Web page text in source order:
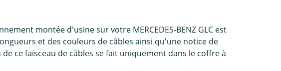
montée d'usine sur votre MERCEDES-BENZ GLC est
et des couleurs de câbles ainsi qu'une notice de
ce faisceau de câbles se fait uniquement dans le coffre à